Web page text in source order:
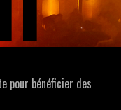
pour bénéficier des